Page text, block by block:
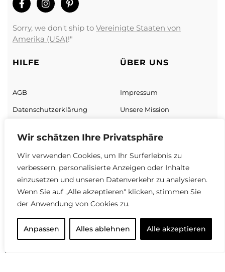
Wir schätzen Ihre Privatsphäre
Wir verwenden Cookies, um Ihr Surferlebnis zu
verbessern, personalisierte Anzeigen oder Inhalte
einzusetzen und unseren Datenverkehr zu analysieren.
Wenn Sie auf „Alle akzeptieren" klicken, stimmen Sie
der Anwendung von Cookies zu.
Anpassen Alles ablehnen Alle akzeptieren
Sorry, we don't ship to Vereinigte Staaten von
Amerika (USA)!"
HILFE
AGB
Datenschutz­erklärung
Sendungs­verfolgung
Neukundenrabatt
Widerrufsrecht
Vertrag widerrufen
ÜBER UNS
Impressum
Unsere Mission
Über uns